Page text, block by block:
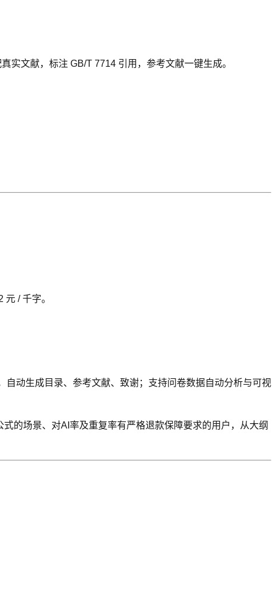
实文献，标注 GB/T 7714 引用，参考文献一键生成。
/ 千字。
动生成目录、参考文献、致谢；支持问卷数据自动分析与可视
的场景、对AI率及重复率有严格退款保障要求的用户，从大纲